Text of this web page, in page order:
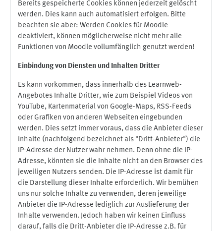
Bereits gespeicherte Cookies können jederzeit gelöscht
werden. Dies kann auch automatisiert erfolgen. Bitte
beachten sie aber: Werden Cookies für Moodle
deaktiviert, können möglicherweise nicht mehr alle
Funktionen von Moodle vollumfänglich genutzt werden!
Einbindung von Diensten und Inhalten Dritter
Es kann vorkommen, dass innerhalb des Learnweb-
Angebotes Inhalte Dritter, wie zum Beispiel Videos von
YouTube, Kartenmaterial von Google-Maps, RSS-Feeds
oder Grafiken von anderen Webseiten eingebunden
werden. Dies setzt immer voraus, dass die Anbieter dieser
Inhalte (nachfolgend bezeichnet als "Dritt-Anbieter") die
IP-Adresse der Nutzer wahr nehmen. Denn ohne die IP-
Adresse, könnten sie die Inhalte nicht an den Browser des
jeweiligen Nutzers senden. Die IP-Adresse ist damit für
die Darstellung dieser Inhalte erforderlich. Wir bemühen
uns nur solche Inhalte zu verwenden, deren jeweilige
Anbieter die IP-Adresse lediglich zur Auslieferung der
Inhalte verwenden. Jedoch haben wir keinen Einfluss
darauf, falls die Dritt-Anbieter die IP-Adresse z.B. für